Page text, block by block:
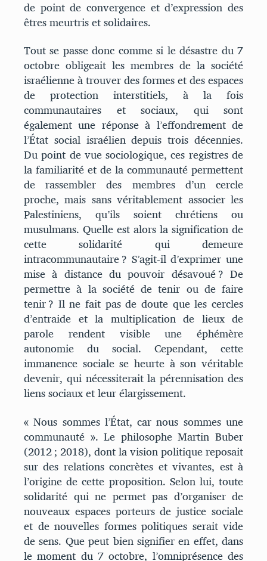
de point de convergence et d’expression des
êtres meurtris et solidaires.
Tout se passe donc comme si le désastre du 7
octobre obligeait les membres de la société
israélienne à trouver des formes et des espaces
de protection interstitiels, à la fois
communautaires et sociaux, qui sont
également une réponse à l’effondrement de
l’État social israélien depuis trois décennies.
Du point de vue sociologique, ces registres de
la familiarité et de la communauté permettent
de rassembler des membres d’un cercle
proche, mais sans véritablement associer les
Palestiniens, qu’ils soient chrétiens ou
musulmans. Quelle est alors la signification de
cette solidarité qui demeure
intracommunautaire ? S’agit-il d’exprimer une
mise à distance du pouvoir désavoué ? De
permettre à la société de tenir ou de faire
tenir ? Il ne fait pas de doute que les cercles
d’entraide et la multiplication de lieux de
parole rendent visible une éphémère
autonomie du social. Cependant, cette
immanence sociale se heurte à son véritable
devenir, qui nécessiterait la pérennisation des
liens sociaux et leur élargissement.
« Nous sommes l’État, car nous sommes une
communauté ». Le philosophe Martin Buber
(2012 ; 2018), dont la vision politique reposait
sur des relations concrètes et vivantes, est à
l’origine de cette proposition. Selon lui, toute
solidarité qui ne permet pas d’organiser de
nouveaux espaces porteurs de justice sociale
et de nouvelles formes politiques serait vide
de sens. Que peut bien signifier en effet, dans
le moment du 7 octobre, l’omniprésence des